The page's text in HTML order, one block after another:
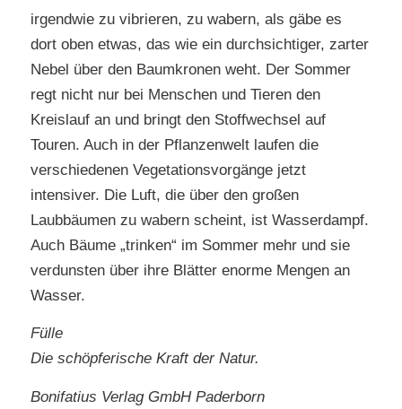
irgendwie zu vibrieren, zu wabern, als gäbe es
dort oben etwas, das wie ein durchsichtiger, zarter
Nebel über den Baumkronen weht. Der Sommer
regt nicht nur bei Menschen und Tieren den
Kreislauf an und bringt den Stoffwechsel auf
Touren. Auch in der Pflanzenwelt laufen die
verschiedenen Vegetationsvorgänge jetzt
intensiver. Die Luft, die über den großen
Laubbäumen zu wabern scheint, ist Wasserdampf.
Auch Bäume „trinken“ im Sommer mehr und sie
verdunsten über ihre Blätter enorme Mengen an
Wasser.
Fülle
Die schöpferische Kraft der Natur.
Bonifatius Verlag GmbH Paderborn